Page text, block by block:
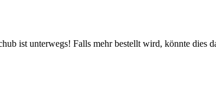
ist unterwegs! Falls mehr bestellt wird, könnte dies